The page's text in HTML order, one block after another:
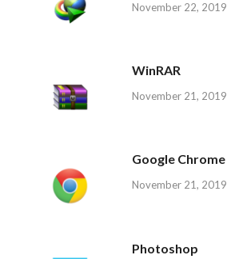
November 22, 2019
WinRAR
November 21, 2019
Google Chrome
November 21, 2019
Photoshop